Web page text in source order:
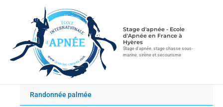
Stage d'apnée - Ecole
d'Apnée en France à
Hyères
Stage d'apnée, stage chasse sous-
marine, sirène et secourisme
Randonnée palmée